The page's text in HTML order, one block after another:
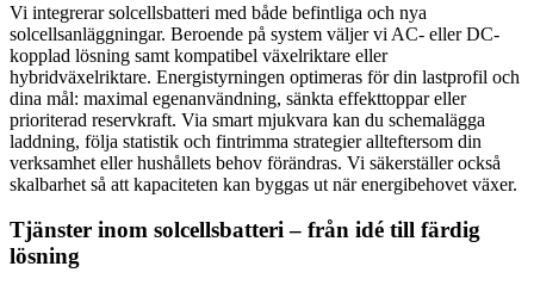
Vi integrerar solcellsbatteri med både befintliga och nya
solcellsanläggningar. Beroende på system väljer vi AC- eller DC-
kopplad lösning samt kompatibel växelriktare eller
hybridväxelriktare. Energistyrningen optimeras för din lastprofil och
dina mål: maximal egenanvändning, sänkta effekttoppar eller
prioriterad reservkraft. Via smart mjukvara kan du schemalägga
laddning, följa statistik och fintrimma strategier allteftersom din
verksamhet eller hushållets behov förändras. Vi säkerställer också
skalbarhet så att kapaciteten kan byggas ut när energibehovet växer.
Tjänster inom solcellsbatteri – från idé till färdig
lösning